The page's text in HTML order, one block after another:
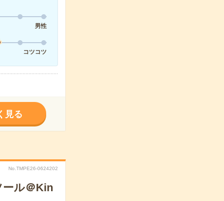
男性
コツコツ
見る
No.TMPE26-0624202
ール＠Kin